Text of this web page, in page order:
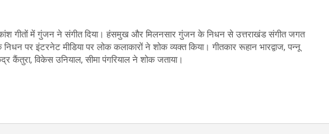
गीतों में गुंजन ने संगीत दिया। हंसमुख और मिलनसार गुंजन के निधन से उत्तराखंड संगीत जगत
पर इंटरनेट मीडिया पर लोक कलाकारों ने शोक व्यक्त किया। गीतकार रूहान भारद्वाज, पन्नू
कैंतुरा, विकेस उनियाल, सीमा पंगरियाल ने शोक जताया।